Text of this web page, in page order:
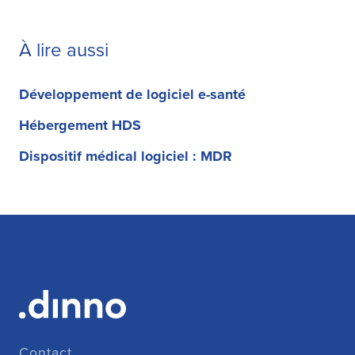
À lire aussi
Développement de logiciel e-santé
Hébergement HDS
Dispositif médical logiciel : MDR